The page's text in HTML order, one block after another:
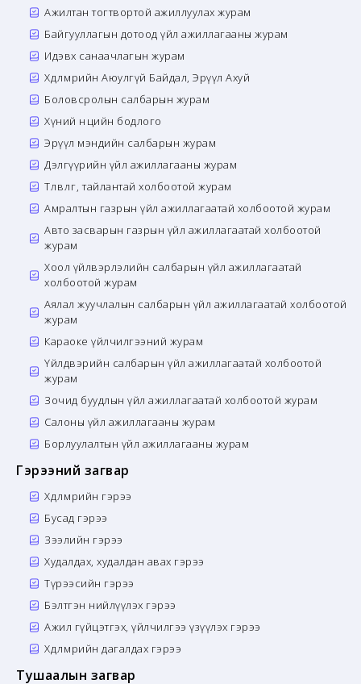
Ажилтан тогтвортой ажиллуулах журам
Байгууллагын дотоод үйл ажиллагааны журам
Идэвх санаачлагын журам
Хөдөлмөрийн Аюулгүй Байдал, Эрүүл Ахуй
Боловсролын салбарын журам
Хүний нөөцийн бодлого
Эрүүл мэндийн салбарын журам
Дэлгүүрийн үйл ажиллагааны журам
Төлөвлөгөө, тайлантай холбоотой журам
Амралтын газрын үйл ажиллагаатай холбоотой журам
Авто засварын газрын үйл ажиллагаатай холбоотой
журам
Хоол үйлвэрлэлийн салбарын үйл ажиллагаатай
холбоотой журам
Аялал жуучлалын салбарын үйл ажиллагаатай холбоотой
журам
Караоке үйлчилгээний журам
Үйлдвэрийн салбарын үйл ажиллагаатай холбоотой
журам
Зочид буудлын үйл ажиллагаатай холбоотой журам
Салоны үйл ажиллагааны журам
Борлуулалтын үйл ажиллагааны журам
Гэрээний загвар
Хөдөлмөрийн гэрээ
Бусад гэрээ
Зээлийн гэрээ
Худалдах, худалдан авах гэрээ
Түрээсийн гэрээ
Бэлтгэн нийлүүлэх гэрээ
Ажил гүйцэтгэх, үйлчилгээ үзүүлэх гэрээ
Хөдөлмөрийн дагалдах гэрээ
Тушаалын загвар